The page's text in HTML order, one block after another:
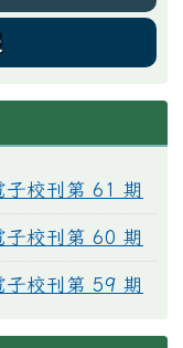
子校刊第 61 期
子校刊第 60 期
子校刊第 59 期